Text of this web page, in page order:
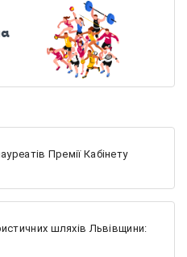
Премії Кабінету
шляхів Львівщини: